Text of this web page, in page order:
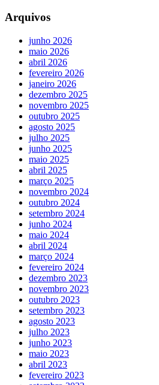
Arquivos
junho 2026
maio 2026
abril 2026
fevereiro 2026
janeiro 2026
dezembro 2025
novembro 2025
outubro 2025
agosto 2025
julho 2025
junho 2025
maio 2025
abril 2025
março 2025
novembro 2024
outubro 2024
setembro 2024
junho 2024
maio 2024
abril 2024
março 2024
fevereiro 2024
dezembro 2023
novembro 2023
outubro 2023
setembro 2023
agosto 2023
julho 2023
junho 2023
maio 2023
abril 2023
fevereiro 2023